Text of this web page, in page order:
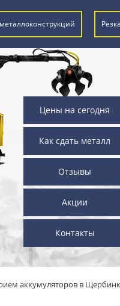
Цены на сегодня
Как сдать металл
Отзывы
Акции
Контакты
аккумуляторов в